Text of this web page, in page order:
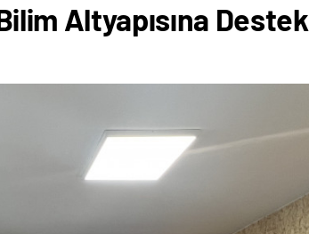
Altyapısına Destek